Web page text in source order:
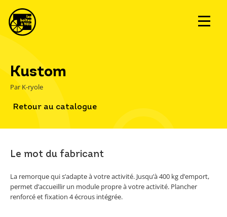
Kustom
Par K-ryole
Retour au catalogue
Le mot du fabricant
La remorque qui s’adapte à votre activité. Jusqu’à 400 kg d’emport,
permet d’accueillir un module propre à votre activité. Plancher
renforcé et fixation 4 écrous intégrée.